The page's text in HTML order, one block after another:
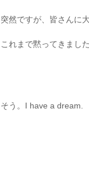
突然ですが、皆さんに
これまで黙ってきまし
そう。I have a dream.